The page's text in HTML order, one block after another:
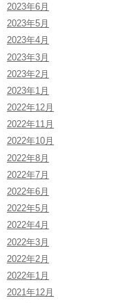
2023年6月
2023年5月
2023年4月
2023年3月
2023年2月
2023年1月
2022年12月
2022年11月
2022年10月
2022年8月
2022年7月
2022年6月
2022年5月
2022年4月
2022年3月
2022年2月
2022年1月
2021年12月